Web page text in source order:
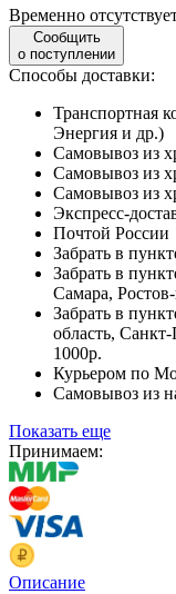
Временно
Сообщить
о поступлении
Способы доставки:
Транспортная
Энергия и др.)
Самовывоз из
Самовывоз из
Самовывоз из
Экспресс-
Почтой России
Забрать в
Забрать в
Самара,
Забрать в
область, Санкт-
1000р.
Курьером по
Самовывоз из
Показать еще
Принимаем:
Описание